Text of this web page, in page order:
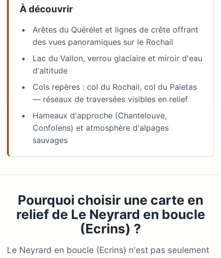
À découvrir
Arêtes du Quérélet et lignes de crête offrant
des vues panoramiques sur le Rochail
Lac du Vallon, verrou glaciaire et miroir d'eau
d'altitude
Cols repères : col du Rochail, col du Paletas
— réseaux de traversées visibles en relief
Hameaux d'approche (Chantelouve,
Confolens) et atmosphère d'alpages
sauvages
Pourquoi choisir une carte en
relief de Le Neyrard en boucle
(Ecrins) ?
Le Neyrard en boucle (Ecrins) n'est pas seulement